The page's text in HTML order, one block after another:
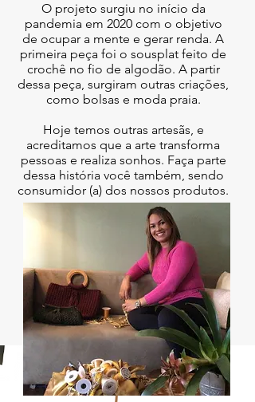
O projeto surgiu no início da
pandemia em 2020 com o objetivo
de ocupar a mente e gerar renda. A
primeira peça foi o sousplat feito de
crochê no fio de algodão. A partir
dessa peça, surgiram outras criações,
como bolsas e moda praia.
Hoje temos outras artesãs, e
acreditamos que a arte transforma
pessoas e realiza sonhos. Faça parte
dessa história você também, sendo
consumidor (a) dos nossos produtos.